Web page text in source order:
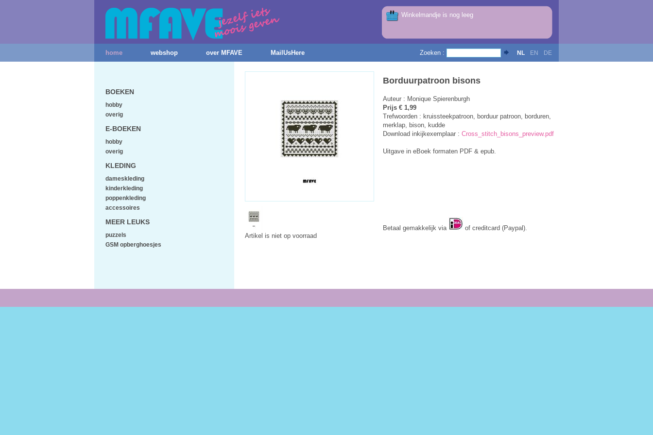
Winkelmandje is nog leeg
home webshop over MFAVE MailUsHere NL EN DE
Zoeken :
Artikel is niet op voorraad
Borduurpatroon bisons
Auteur : Monique Spierenburgh
Prijs € 1,99
Trefwoorden : kruissteekpatroon, borduur patroon, borduren,
merklap, bison, kudde
Download inkijkexemplaar : Cross_stitch_bisons_preview.pdf
Uitgave in eBoek formaten PDF & epub.
Betaal gemakkelijk via of creditcard (Paypal).
BOEKEN
hobby
overig
E-BOEKEN
hobby
overig
KLEDING
dameskleding
kinderkleding
poppenkleding
accessoires
MEER LEUKS
puzzels
GSM opberghoesjes